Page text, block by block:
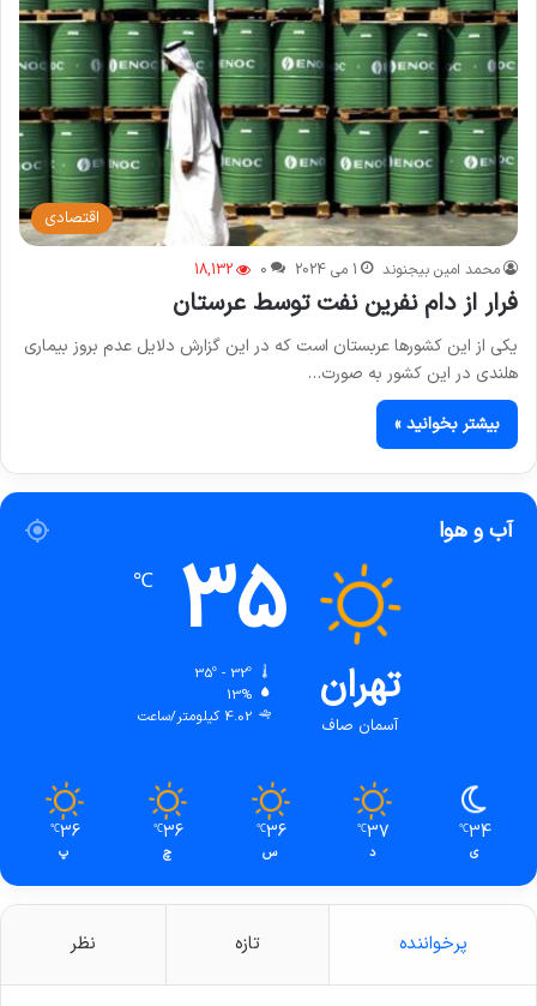
اقتصادی
محمد امین بیجنوند 1 می 2024 0
18,132
فرار از دام نفرین نفت توسط عرستان
یکی از این کشورها عربستان است که در این گزارش دلایل عدم بروز بیماری
هلندی در این کشور به صورت…
بیشتر بخوانید »
آب و هوا
تهران
آسمان صاف
35
℃
35º - 32º
13%
4.02 کیلومتر/ساعت
34
℃
ی
37
℃
د
36
℃
س
36
℃
چ
36
℃
پ
پرخواننده تازه نظر